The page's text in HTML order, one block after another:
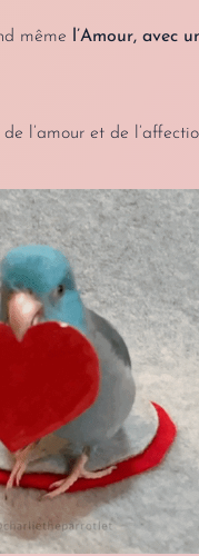
même l’Amour, avec
l’amour et de